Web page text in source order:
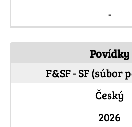
-
Povídky
F&SF - SF (súbor
Český
2026